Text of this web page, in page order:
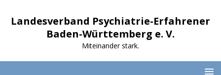
Landesverband Psychiatrie-Erfahrener
Baden-Württemberg e. V.
Miteinander stark.